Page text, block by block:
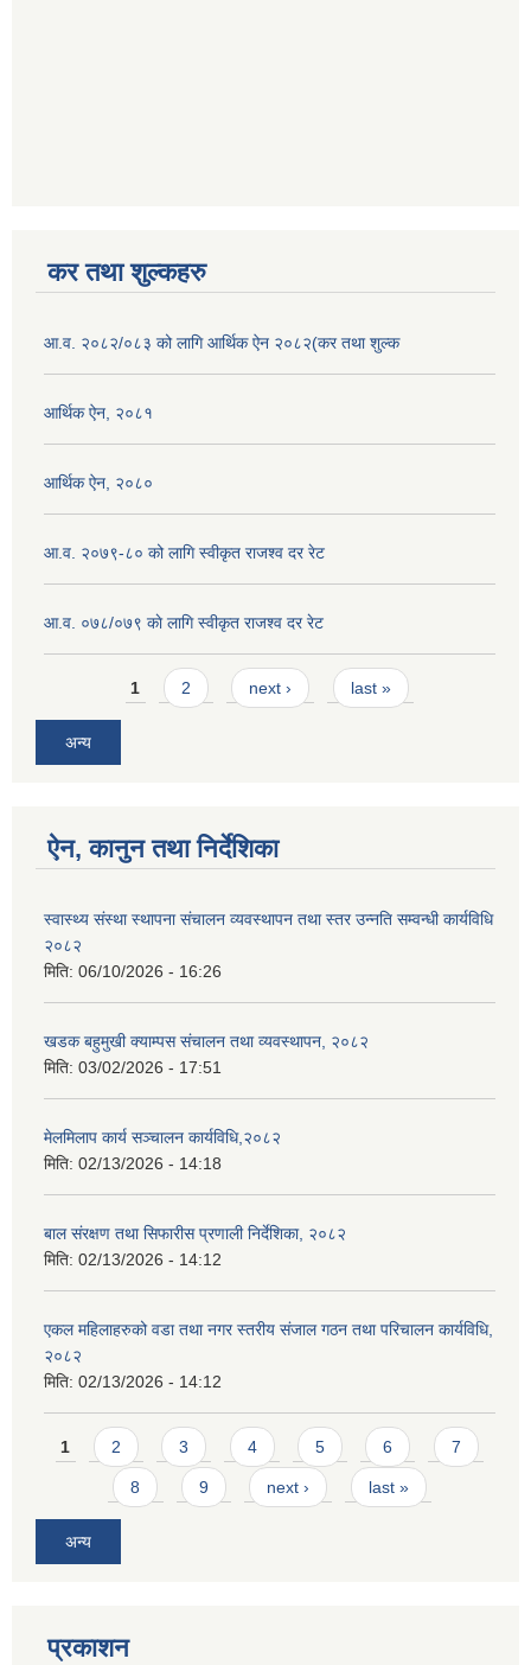
कर तथा शुल्कहरु
आ.व. २०८२/०८३ को लागि आर्थिक ऐन २०८२(कर तथा शुल्क
आर्थिक ऐन, २०८१
आर्थिक ऐन, २०८०
आ.व. २०७९-८० को लागि स्वीकृत राजश्व दर रेट
आ.व. ०७८/०७९ काे लागि स्वीकृत राजश्व दर रेट
Pages1 2 next › last »
अन्य
ऐन, कानुन तथा निर्देशिका
स्वास्थ्य संस्था स्थापना संचालन व्यवस्थापन तथा स्तर उन्नति सम्वन्धी कार्यविधि
२०८२
मिति: 06/10/2026 - 16:26
खडक बहुमुखी क्याम्पस संचालन तथा व्यवस्थापन, २०८२
मिति: 03/02/2026 - 17:51
मेलमिलाप कार्य सञ्चालन कार्यविधि,२०८२
मिति: 02/13/2026 - 14:18
बाल संरक्षण तथा सिफारीस प्रणाली निर्देशिका, २०८२
मिति: 02/13/2026 - 14:12
एकल महिलाहरुको वडा तथा नगर स्तरीय संजाल गठन तथा परिचालन कार्यविधि,
२०८२
मिति: 02/13/2026 - 14:12
Pages
1 2 3 4 5 6 7
8 9 next › last »
अन्य
प्रकाशन